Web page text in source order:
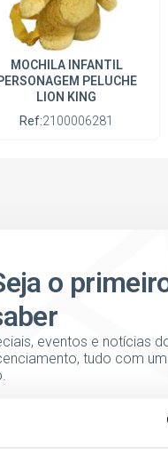
MOCHILA INFANTIL
PELUCHE
LION KING
Ref:2100006281
o
eventos e notícias
tudo com